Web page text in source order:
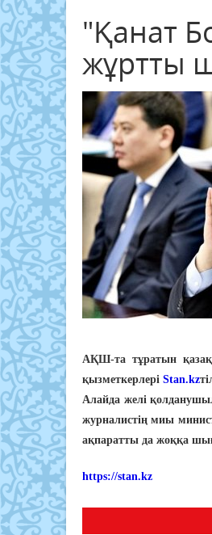
"Қанат
жұртты
АҚШ-та тұратын
қызметкерлері Stan.kz
Алайда желі
журналистің миы
ақпаратты да жоққа
https://stan.kz